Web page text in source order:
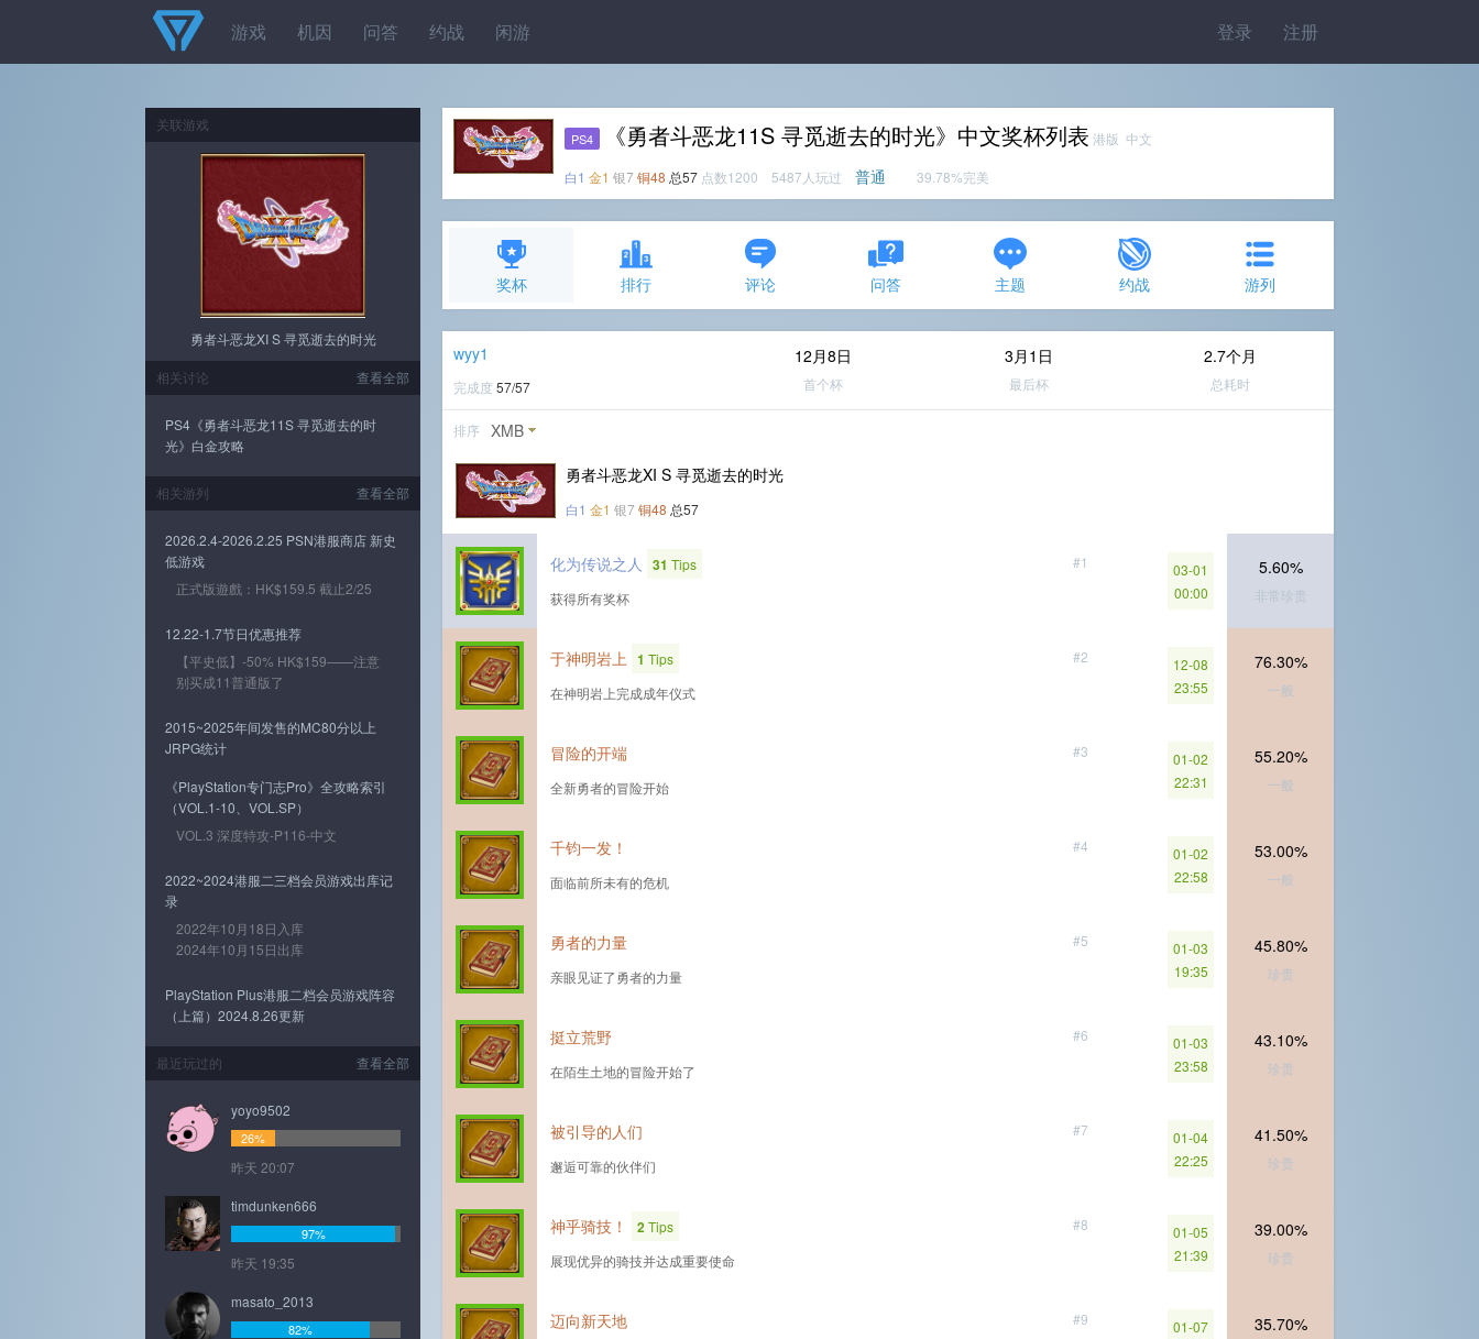
登录 注册
游戏 机因 问答 约战 闲游
PS4 《勇者斗恶龙11S 寻觅逝去的时光》中文奖杯列表 港版 中文
白1 金1 银7 铜48 总57 点数1200 5487人玩过 普通 39.78%完美
奖杯 排行 评论 问答 主题 约战 游列
wyy1
完成度 57/57
12月8日
首个杯
3月1日
最后杯
2.7个月
总耗时
排序 XMB
勇者斗恶龙XI S 寻觅逝去的时光
白1 金1 银7 铜48 总57
#1
化为传说之人 31 Tips
获得所有奖杯
03-01
00:00
5.60%
非常珍贵
#2
于神明岩上 1 Tips
在神明岩上完成成年仪式
12-08
23:55
76.30%
一般
#3
冒险的开端
全新勇者的冒险开始
01-02
22:31
55.20%
一般
#4
千钧一发！
面临前所未有的危机
01-02
22:58
53.00%
一般
#5
勇者的力量
亲眼见证了勇者的力量
01-03
19:35
45.80%
珍贵
#6
挺立荒野
在陌生土地的冒险开始了
01-03
23:58
43.10%
珍贵
#7
被引导的人们
邂逅可靠的伙伴们
01-04
22:25
41.50%
珍贵
#8
神乎骑技！ 2Tips
展现优异的骑技并达成重要使命
01-05
21:39
39.00%
珍贵
#9
迈向新天地
01-07
35.70%
关联游戏
勇者斗恶龙XI S 寻觅逝去的时光
查看全部
相关讨论
PS4《勇者斗恶龙11S 寻觅逝去的时
光》白金攻略
查看全部
相关游列
2026.2.4-2026.2.25 PSN港服商店 新史
低游戏
正式版遊戲：HK$159.5 截止2/25
12.22-1.7节日优惠推荐
【平史低】-50% HK$159——注意
别买成11普通版了
2015~2025年间发售的MC80分以上
JRPG统计
《PlayStation专门志Pro》全攻略索引
（VOL.1-10、VOL.SP）
VOL.3 深度特攻-P116-中文
2022~2024港服二三档会员游戏出库记
录
2022年10月18日入库
2024年10月15日出库
PlayStation Plus港服二档会员游戏阵容
（上篇）2024.8.26更新
查看全部
最近玩过的
yoyo9502
26%
昨天 20:07
timdunken666
97%
昨天 19:35
masato_2013
82%